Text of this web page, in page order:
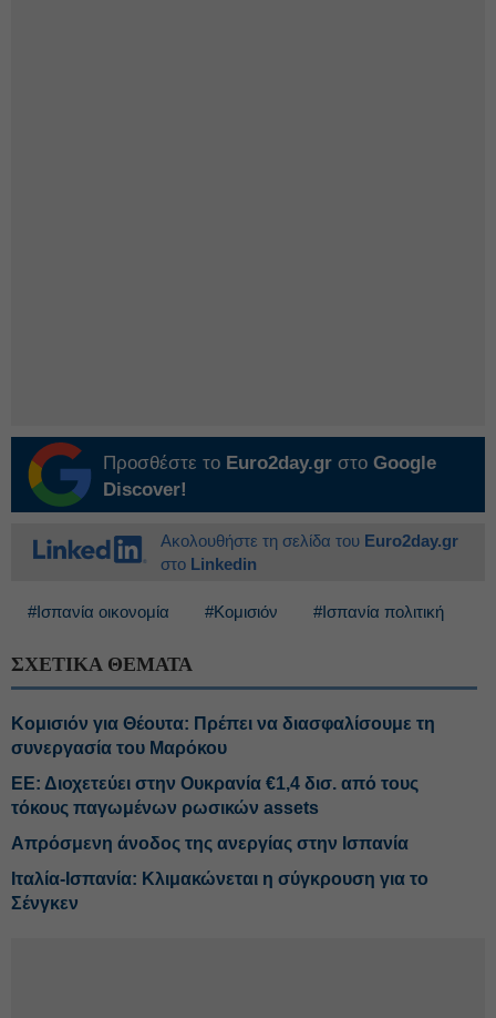
Προσθέστε το Euro2day.gr στο Google
Discover!
Ακολουθήστε τη σελίδα του Euro2day.gr
στο Linkedin
#Ισπανία οικονομία #Κομισιόν #Ισπανία πολιτική
ΣΧΕΤΙΚΑ ΘΕΜΑΤΑ
Κομισιόν για Θέουτα: Πρέπει να διασφαλίσουμε τη
συνεργασία του Μαρόκου
ΕΕ: Διοχετεύει στην Ουκρανία €1,4 δισ. από τους
τόκους παγωμένων ρωσικών assets
Απρόσμενη άνοδος της ανεργίας στην Ισπανία
Ιταλία-Ισπανία: Κλιμακώνεται η σύγκρουση για το
Σένγκεν